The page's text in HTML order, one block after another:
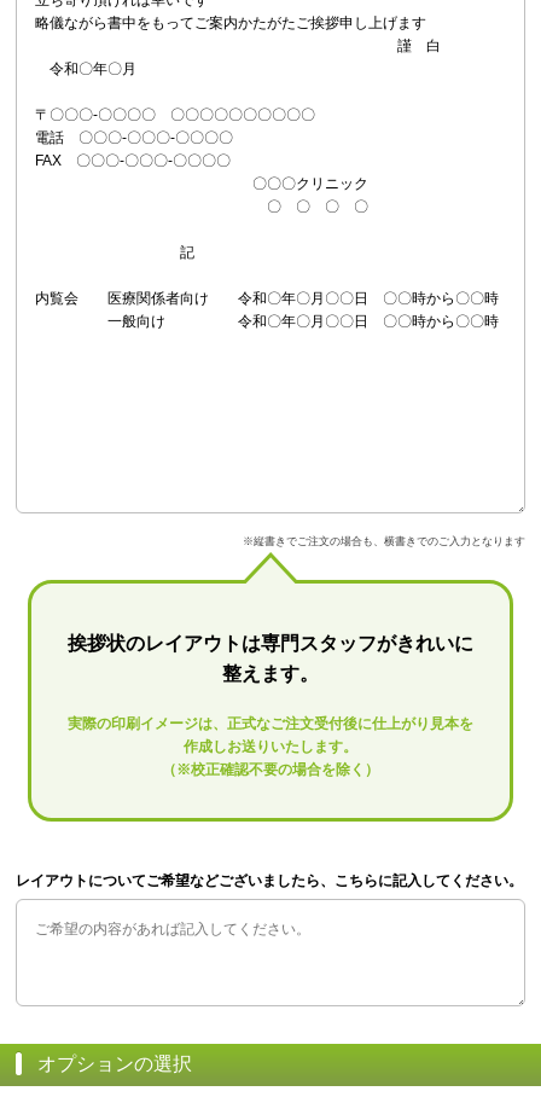
※縦書きでご注文の場合も、横書きでのご入力となります
挨拶状のレイアウトは専門スタッフがきれいに
整えます。
実際の印刷イメージは、正式なご注文受付後に仕上がり見本を
作成しお送りいたします。
（※校正確認不要の場合を除く）
レイアウトについてご希望などございましたら、こちらに記入してください。
オプションの選択